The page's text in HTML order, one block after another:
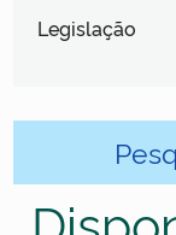
Legislação